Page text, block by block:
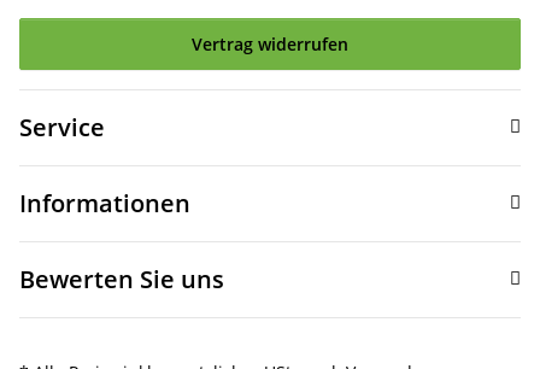
Vertrag widerrufen
Service
Informationen
Bewerten Sie uns